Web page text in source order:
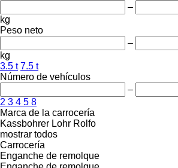
–
kg
Peso neto
–
kg
3.5 t 7.5 t
Número de vehículos
–
2 3 4 5 8
Marca de la carrocería
Kassbohrer Lohr Rolfo
mostrar todos
Carrocería
Enganche de remolque